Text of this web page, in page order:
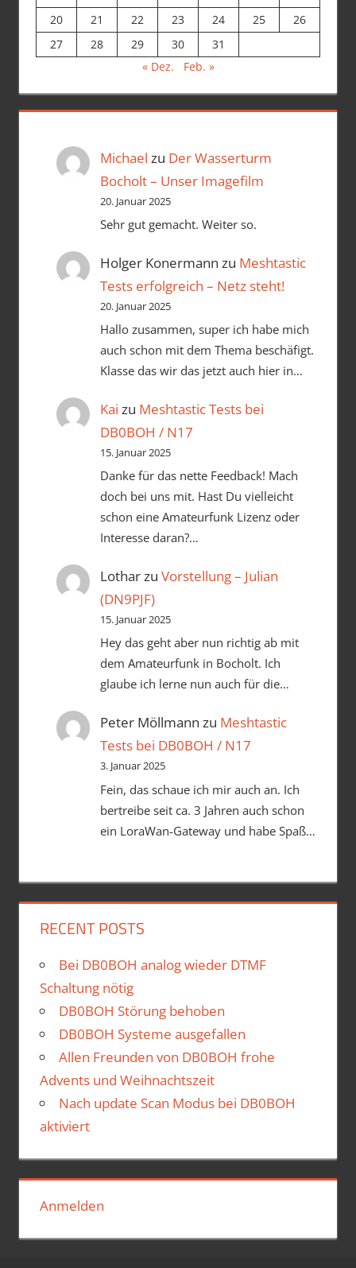
20
21 22 23 24 25
26
27
28 29 30
31
« Dez.
Feb. »
Michael zu Der Wasserturm
Bocholt – Unser Imagefilm
20. Januar 2025
Sehr gut gemacht. Weiter so.
Holger Konermann zu Meshtastic
Tests erfolgreich – Netz steht!
20. Januar 2025
Hallo zusammen, super ich habe mich
auch schon mit dem Thema beschäfigt.
Klasse das wir das jetzt auch hier in…
Kai zu Meshtastic Tests bei
DB0BOH / N17
15. Januar 2025
Danke für das nette Feedback! Mach
doch bei uns mit. Hast Du vielleicht
schon eine Amateurfunk Lizenz oder
Interesse daran?…
Lotharzu Vorstellung – Julian
(DN9PJF)
15. Januar 2025
Hey das geht aber nun richtig ab mit
dem Amateurfunk in Bocholt. Ich
glaube ich lerne nun auch für die…
Peter Möllmann zu Meshtastic
Tests bei DB0BOH / N17
3. Januar 2025
Fein, das schaue ich mir auch an. Ich
bertreibe seit ca. 3 Jahren auch schon
ein LoraWan-Gateway und habe Spaß…
RECENT POSTS
Bei DB0BOH analog wieder DTMF
Schaltung nötig
DB0BOH Störung behoben
DB0BOH Systeme ausgefallen
Allen Freunden von DB0BOH frohe
Advents und Weihnachtszeit
Nach update Scan Modus bei DB0BOH
aktiviert
Anmelden